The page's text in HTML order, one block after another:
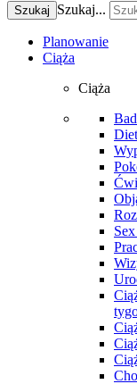
Szukaj Szukaj...
Planowanie
Ciąża
Ciąża